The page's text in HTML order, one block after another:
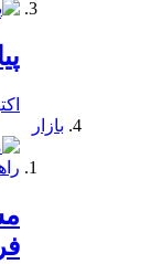
اکتبر
بازار